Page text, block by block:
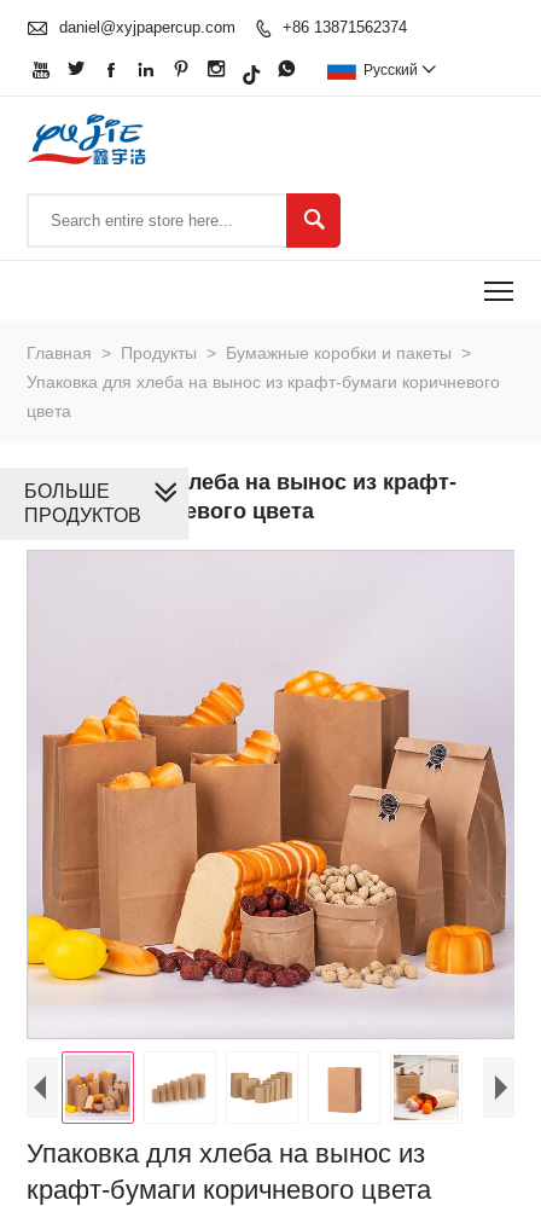
 daniel@xyjpapercup.com  +86 13871562374
       Pусский 

Главная > Продукты > Бумажные коробки и пакеты >
Упаковка для хлеба на вынос из крафт-бумаги коричневого
цвета
Упаковка для хлеба на вынос из крафт-
бумаги коричневого цвета
Упаковка для хлеба на вынос из
крафт-бумаги коричневого цвета
БОЛЬШЕ
ПРОДУКТОВ